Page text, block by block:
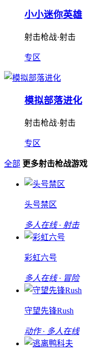
小小迷你英雄
射击枪战·射击
专区
模拟部落进化
射击枪战·射击
专区
全部 更多射击枪战游戏
头号禁区
多人在线 · 射击
彩虹六号
多人在线 · 冒险
守望先锋Rush
动作 · 多人在线